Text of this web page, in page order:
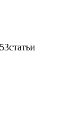
53статьи